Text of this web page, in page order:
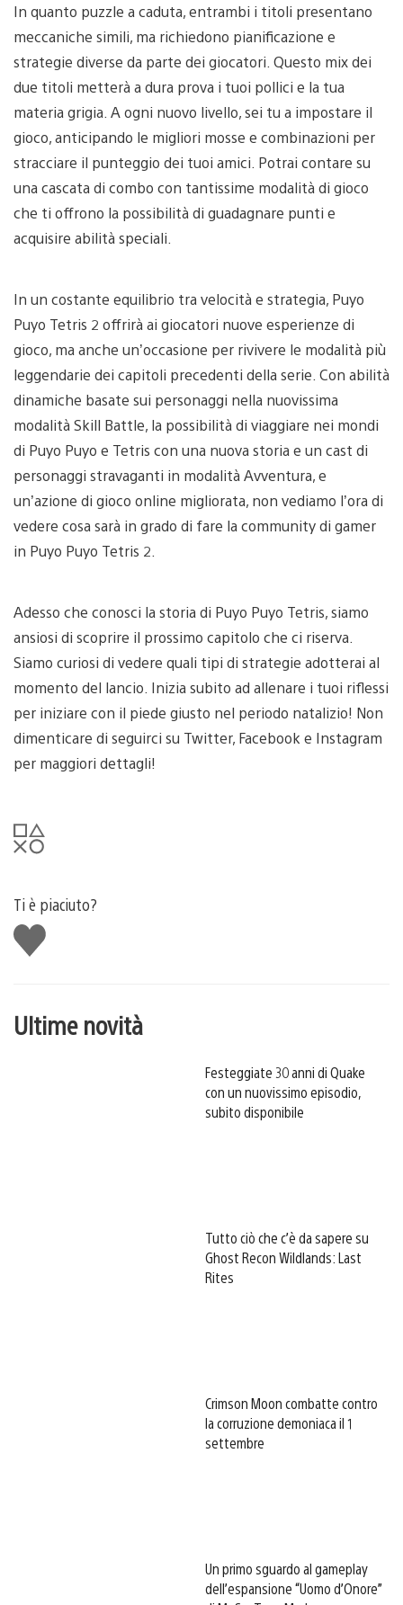
In quanto puzzle a caduta, entrambi i titoli presentano
meccaniche simili, ma richiedono pianificazione e
strategie diverse da parte dei giocatori. Questo mix dei
due titoli metterà a dura prova i tuoi pollici e la tua
materia grigia. A ogni nuovo livello, sei tu a impostare il
gioco, anticipando le migliori mosse e combinazioni per
stracciare il punteggio dei tuoi amici. Potrai contare su
una cascata di combo con tantissime modalità di gioco
che ti offrono la possibilità di guadagnare punti e
acquisire abilità speciali.
In un costante equilibrio tra velocità e strategia, Puyo
Puyo Tetris 2 offrirà ai giocatori nuove esperienze di
gioco, ma anche un’occasione per rivivere le modalità più
leggendarie dei capitoli precedenti della serie. Con abilità
dinamiche basate sui personaggi nella nuovissima
modalità Skill Battle, la possibilità di viaggiare nei mondi
di Puyo Puyo e Tetris con una nuova storia e un cast di
personaggi stravaganti in modalità Avventura, e
un’azione di gioco online migliorata, non vediamo l’ora di
vedere cosa sarà in grado di fare la community di gamer
in Puyo Puyo Tetris 2.
Adesso che conosci la storia di Puyo Puyo Tetris, siamo
ansiosi di scoprire il prossimo capitolo che ci riserva.
Siamo curiosi di vedere quali tipi di strategie adotterai al
momento del lancio. Inizia subito ad allenare i tuoi riflessi
per iniziare con il piede giusto nel periodo natalizio! Non
dimenticare di seguirci su Twitter, Facebook e Instagram
per maggiori dettagli!
Ti è piaciuto?
Mi
piace
Ultime novità
Festeggiate 30 anni di Quake
con un nuovissimo episodio,
subito disponibile
Tutto ciò che c’è da sapere su
Ghost Recon Wildlands: Last
Rites
Crimson Moon combatte contro
la corruzione demoniaca il 1
settembre
Un primo sguardo al gameplay
dell’espansione “Uomo d’Onore”